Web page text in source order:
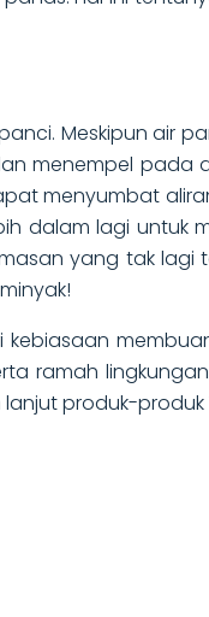
Meskipun air
menempel pada
menyumbat
dalam lagi untuk
yang tak lagi
kebiasaan
ramah
produk-produk